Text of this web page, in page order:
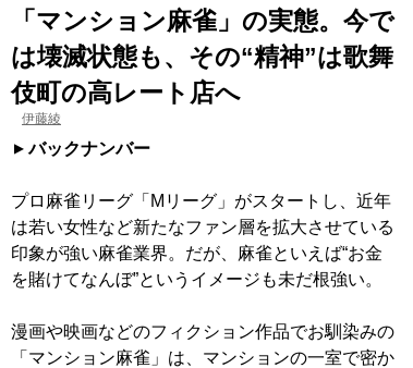
「マンション麻雀」の実態。今で
は壊滅状態も、その“精神”は歌舞
伎町の高レート店へ
伊藤綾
バックナンバー
プロ麻雀リーグ「Mリーグ」がスタートし、近年
は若い女性など新たなファン層を拡大させている
印象が強い麻雀業界。だが、麻雀といえば“お金
を賭けてなんぼ”というイメージも未だ根強い。
漫画や映画などのフィクション作品でお馴染みの
「マンション麻雀」は、マンションの一室で密か